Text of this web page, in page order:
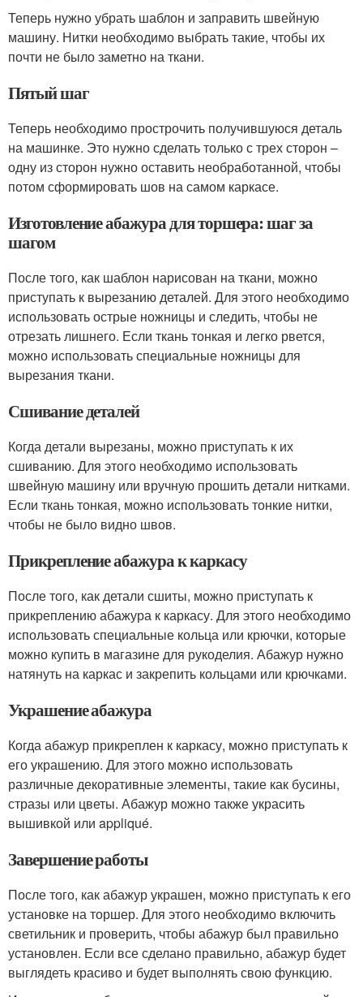
Теперь нужно убрать шаблон и заправить швейную
машину. Нитки необходимо выбрать такие, чтобы их
почти не было заметно на ткани.
Пятый шаг
Теперь необходимо прострочить получившуюся деталь
на машинке. Это нужно сделать только с трех сторон –
одну из сторон нужно оставить необработанной, чтобы
потом сформировать шов на самом каркасе.
Изготовление абажура для торшера: шаг за
шагом
После того, как шаблон нарисован на ткани, можно
приступать к вырезанию деталей. Для этого необходимо
использовать острые ножницы и следить, чтобы не
отрезать лишнего. Если ткань тонкая и легко рвется,
можно использовать специальные ножницы для
вырезания ткани.
Сшивание деталей
Когда детали вырезаны, можно приступать к их
сшиванию. Для этого необходимо использовать
швейную машину или вручную прошить детали нитками.
Если ткань тонкая, можно использовать тонкие нитки,
чтобы не было видно швов.
Прикрепление абажура к каркасу
После того, как детали сшиты, можно приступать к
прикреплению абажура к каркасу. Для этого необходимо
использовать специальные кольца или крючки, которые
можно купить в магазине для рукоделия. Абажур нужно
натянуть на каркас и закрепить кольцами или крючками.
Украшение абажура
Когда абажур прикреплен к каркасу, можно приступать к
его украшению. Для этого можно использовать
различные декоративные элементы, такие как бусины,
стразы или цветы. Абажур можно также украсить
вышивкой или appliqué.
Завершение работы
После того, как абажур украшен, можно приступать к его
установке на торшер. Для этого необходимо включить
светильник и проверить, чтобы абажур был правильно
установлен. Если все сделано правильно, абажур будет
выглядеть красиво и будет выполнять свою функцию.